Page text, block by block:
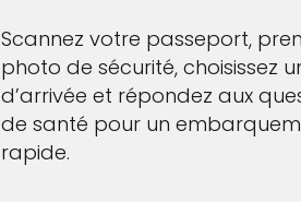
Scannez votre passeport,
photo de sécurité, choisissez
d’arrivée et répondez aux
de santé pour un
rapide.